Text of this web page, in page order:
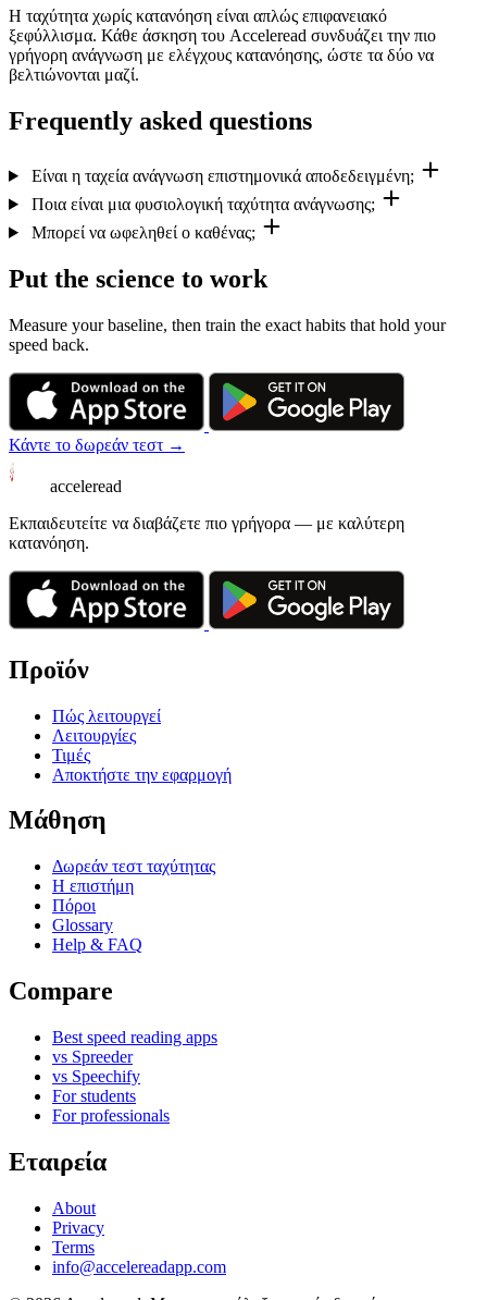
Η ταχύτητα χωρίς κατανόηση είναι απλώς επιφανειακό
ξεφύλλισμα. Κάθε άσκηση του Acceleread συνδυάζει την πιο
γρήγορη ανάγνωση με ελέγχους κατανόησης, ώστε τα δύο να
βελτιώνονται μαζί.
Frequently asked questions
Είναι η ταχεία ανάγνωση επιστημονικά αποδεδειγμένη;
Ποια είναι μια φυσιολογική ταχύτητα ανάγνωσης;
Μπορεί να ωφεληθεί ο καθένας;
Put the science to work
Measure your baseline, then train the exact habits that hold your
speed back.
Κάντε το δωρεάν τεστ →
acceleread
Εκπαιδευτείτε να διαβάζετε πιο γρήγορα — με καλύτερη
κατανόηση.
Προϊόν
Πώς λειτουργεί
Λειτουργίες
Τιμές
Αποκτήστε την εφαρμογή
Μάθηση
Δωρεάν τεστ ταχύτητας
Η επιστήμη
Πόροι
Glossary
Help & FAQ
Compare
Best speed reading apps
vs Spreeder
vs Speechify
For students
For professionals
Εταιρεία
About
Privacy
Terms
info@accelereadapp.com